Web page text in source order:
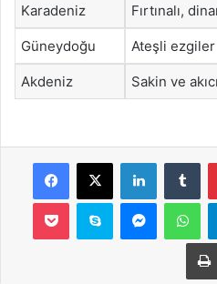
Karadeniz Fırtınalı,
Güneydoğu Ateşli
Akdeniz Sakin ve
Facebook
X LinkedIn
Pocket Skype